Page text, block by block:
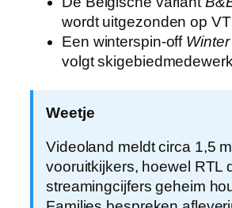
wordt uitgezonden op
Een winterspin-off
volgt
Weetje
Videoland meldt circa 1,5
vooruitkijkers, hoewel RTL
streamingcijfers geheim